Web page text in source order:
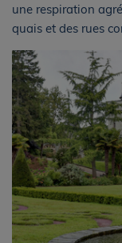
une respiration
quais et des rues